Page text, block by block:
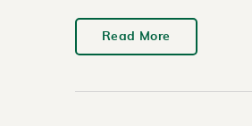
Read More